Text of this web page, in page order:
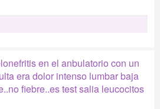
en el anbulatorio con un
era dolor intenso lumbar baja
fiebre..es test salia leucocitos